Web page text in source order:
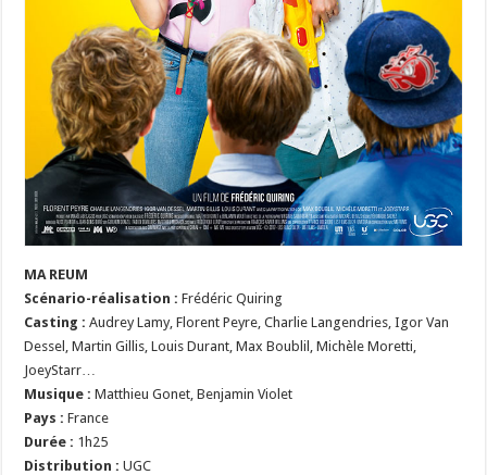
MA REUM
Scénario-réalisation :Frédéric Quiring
Casting :Audrey Lamy, Florent Peyre, Charlie Langendries, Igor Van
Dessel, Martin Gillis, Louis Durant, Max Boublil, Michèle Moretti,
JoeyStarr…
Musique : Matthieu Gonet, Benjamin Violet
Pays : France
Durée : 1h25
Distribution : UGC